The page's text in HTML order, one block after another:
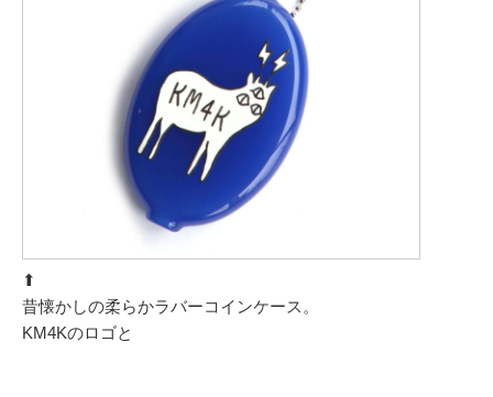
⬆︎
昔懐かしの柔らかラバーコインケース。
KM4Kのロゴと